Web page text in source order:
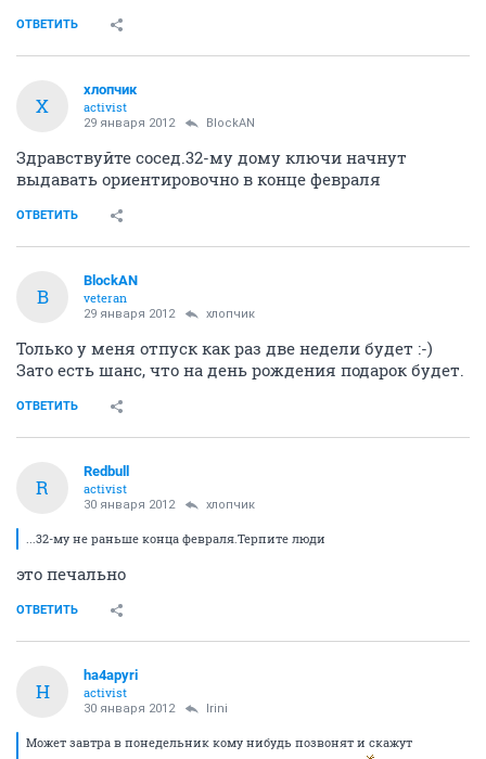
ОТВЕТИТЬ
Х
хлопчик
activist
29 января 2012 BlockAN
Здравствуйте сосед.32-му дому ключи начнут
выдавать ориентировочно в конце февраля
ОТВЕТИТЬ
B
BlockAN
veteran
29 января 2012 хлопчик
Только у меня отпуск как раз две недели будет :-)
Зато есть шанс, что на день рождения подарок будет.
ОТВЕТИТЬ
R
Redbull
activist
30 января 2012 хлопчик
...32-му не раньше конца февраля.Терпите люди
это печально
ОТВЕТИТЬ
H
ha4apyri
activist
30 января 2012 Irini
Может завтра в понедельник кому нибудь позвонят и скажут